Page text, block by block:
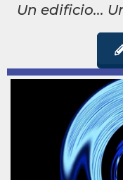
Un edificio...